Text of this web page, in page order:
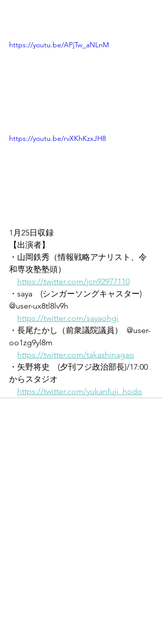
https://youtu.be/APjTw_aNLnM
https://youtu.be/rvXKhKzxJH8
1月25日収録
【出演者】
・山岡鉄秀（情報戦略アナリスト、令
和専攻塾塾頭）
https://twitter.com/jcn92977110
・saya　(シンガーソングキャスター)
@user-ux8tl8lv9h
https://twitter.com/sayaohgi
・長尾たかし（前衆議院議員）  @user-
oo1zg9yl8m
https://twitter.com/takashinagao
・矢野将史　(夕刊フジ政治部長)/17:00
からスタジオ
https://twitter.com/yukanfuji_hodo